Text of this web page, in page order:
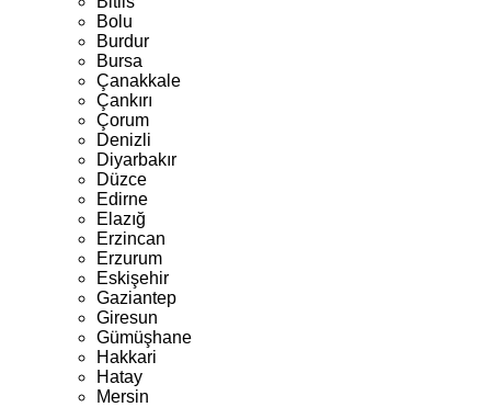
Bolu
Burdur
Bursa
Çanakkale
Çankırı
Çorum
Denizli
Diyarbakır
Düzce
Edirne
Elazığ
Erzincan
Erzurum
Eskişehir
Gaziantep
Giresun
Gümüşhane
Hakkari
Hatay
Mersin